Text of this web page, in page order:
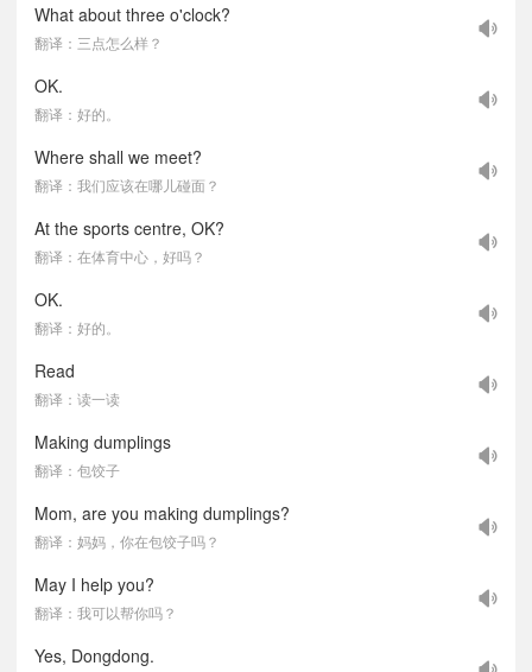
What about three o'clock?
翻译：三点怎么样？
OK.
翻译：好的。
Where shall we meet?
翻译：我们应该在哪儿碰面？
At the sports centre, OK?
翻译：在体育中心，好吗？
OK.
翻译：好的。
Read
翻译：读一读
Making dumplings
翻译：包饺子
Mom, are you making dumplings?
翻译：妈妈，你在包饺子吗？
May I help you?
翻译：我可以帮你吗？
Yes, Dongdong.